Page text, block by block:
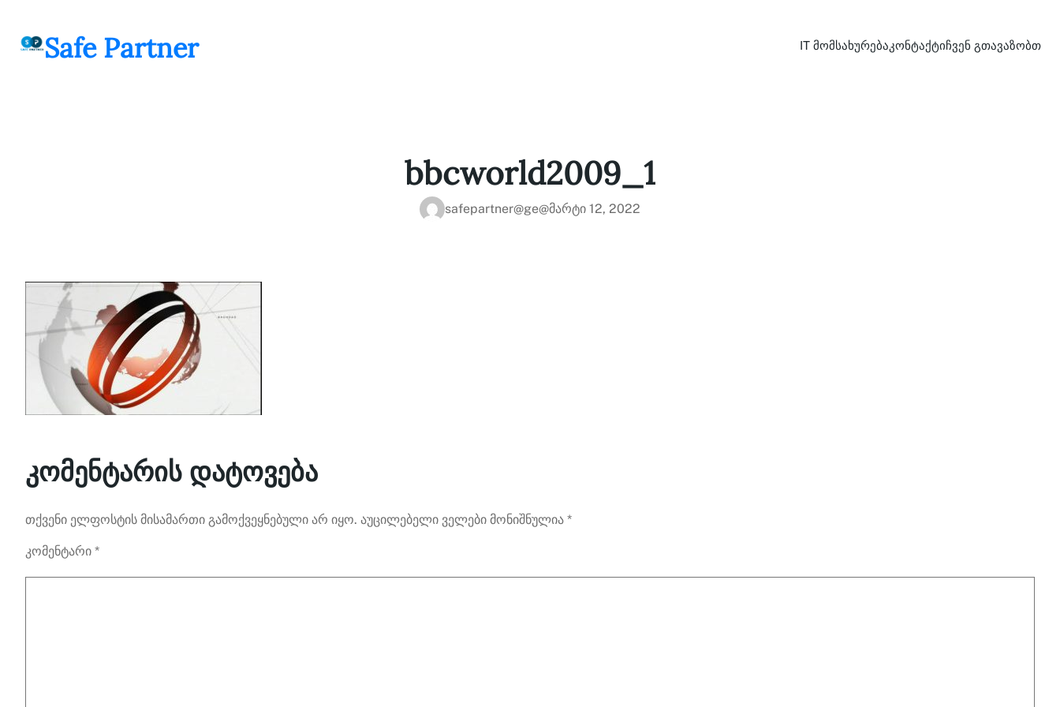
გადასვლაSafe Partner IT მომსახურებაკონტაქტიჩვენ გთავაზობთ
bbcworld2009_1
safepartner@ge@მარტი 12, 2022
კომენტარის დატოვება
თქვენი ელფოსტის მისამართი გამოქვეყნებული არ იყო. აუცილებელი ველები მონიშნულია *
კომენტარი *